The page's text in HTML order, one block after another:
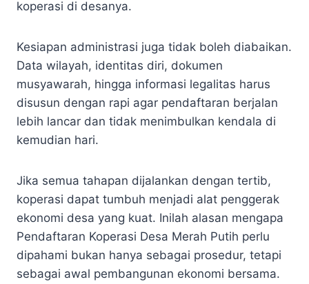
koperasi di desanya.
Kesiapan administrasi juga tidak boleh diabaikan.
Data wilayah, identitas diri, dokumen
musyawarah, hingga informasi legalitas harus
disusun dengan rapi agar pendaftaran berjalan
lebih lancar dan tidak menimbulkan kendala di
kemudian hari.
Jika semua tahapan dijalankan dengan tertib,
koperasi dapat tumbuh menjadi alat penggerak
ekonomi desa yang kuat. Inilah alasan mengapa
Pendaftaran Koperasi Desa Merah Putih perlu
dipahami bukan hanya sebagai prosedur, tetapi
sebagai awal pembangunan ekonomi bersama.